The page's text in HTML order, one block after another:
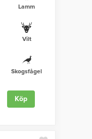
Lamm
Vilt
Skogsfågel
Köp